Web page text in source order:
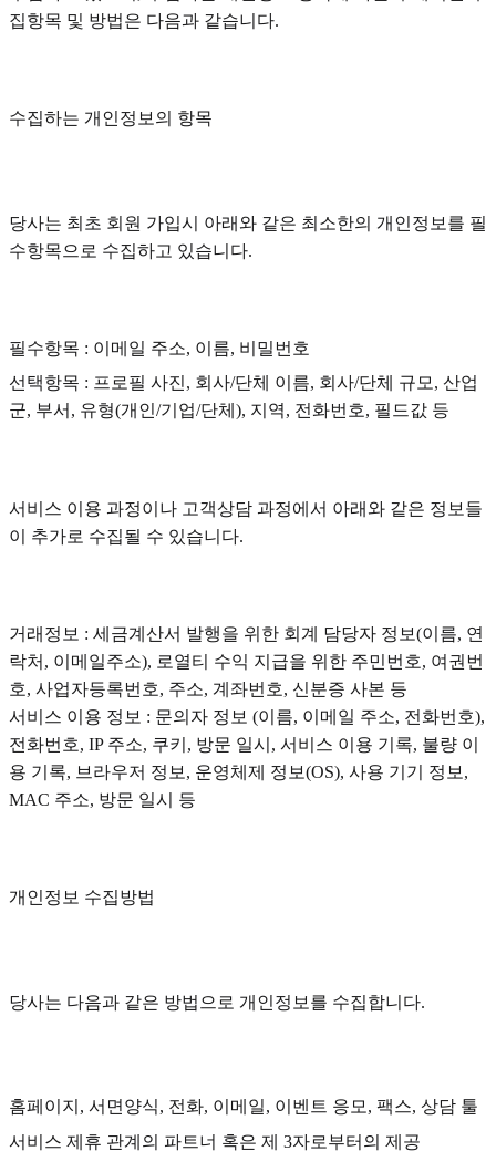
집항목 및 방법은 다음과 같습니다.
수집하는 개인정보의 항목
당사는 최초 회원 가입시 아래와 같은 최소한의 개인정보를 필
수항목으로 수집하고 있습니다.
필수항목 : 이메일 주소, 이름, 비밀번호
선택항목 : 프로필 사진, 회사/단체 이름, 회사/단체 규모, 산업
군, 부서, 유형(개인/기업/단체), 지역, 전화번호, 필드값 등
서비스 이용 과정이나 고객상담 과정에서 아래와 같은 정보들
이 추가로 수집될 수 있습니다.
거래정보 : 세금계산서 발행을 위한 회계 담당자 정보(이름, 연
락처, 이메일주소), 로열티 수익 지급을 위한 주민번호, 여권번
호, 사업자등록번호, 주소, 계좌번호, 신분증 사본 등
서비스 이용 정보 : 문의자 정보 (이름, 이메일 주소, 전화번호),
전화번호, IP 주소, 쿠키, 방문 일시, 서비스 이용 기록, 불량 이
용 기록, 브라우저 정보, 운영체제 정보(OS), 사용 기기 정보,
MAC 주소, 방문 일시 등
개인정보 수집방법
당사는 다음과 같은 방법으로 개인정보를 수집합니다.
홈페이지, 서면양식, 전화, 이메일, 이벤트 응모, 팩스, 상담 툴
서비스 제휴 관계의 파트너 혹은 제 3자로부터의 제공